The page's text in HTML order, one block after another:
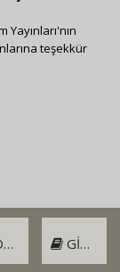
GIRIŞ
Yayınları'nın
teşekkür